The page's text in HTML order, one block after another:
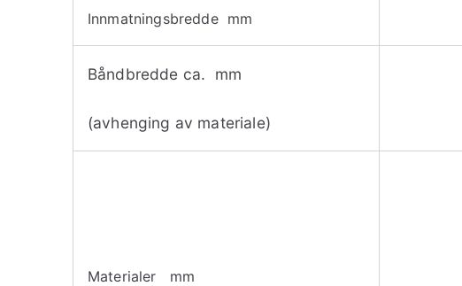
Innmatningsbredde mm
Båndbredde ca. mm
(avhenging av materiale)
Materialer mm